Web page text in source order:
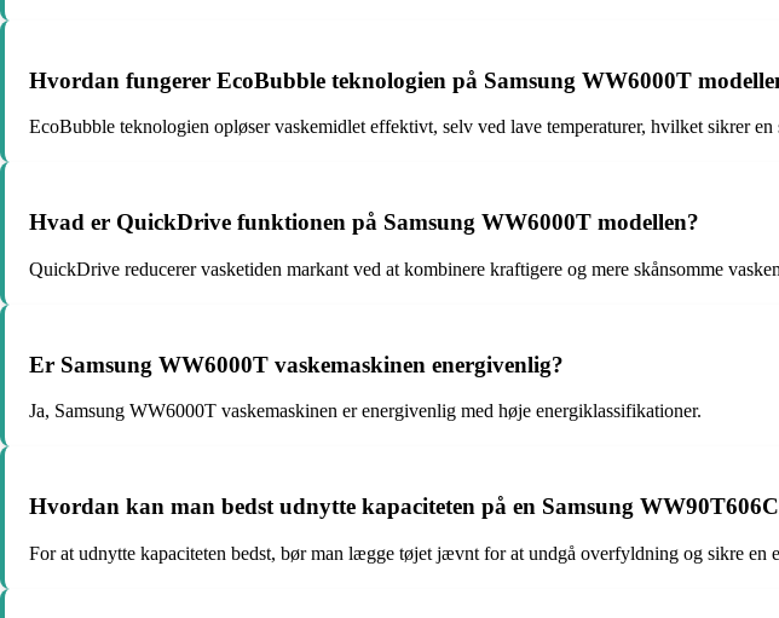
Hvordan fungerer EcoBubble teknologien på Samsung WW6000T
EcoBubble teknologien opløser vaskemidlet effektivt, selv ved lave temperaturer, hvilket sikrer
Hvad er QuickDrive funktionen på Samsung WW6000T modellen?
QuickDrive reducerer vasketiden markant ved at kombinere kraftigere og mere skånsomme
Er Samsung WW6000T vaskemaskinen energivenlig?
Ja, Samsung WW6000T vaskemaskinen er energivenlig med høje energiklassifikationer.
Hvordan kan man bedst udnytte kapaciteten på en Samsung
For at udnytte kapaciteten bedst, bør man lægge tøjet jævnt for at undgå overfyldning og sikre en